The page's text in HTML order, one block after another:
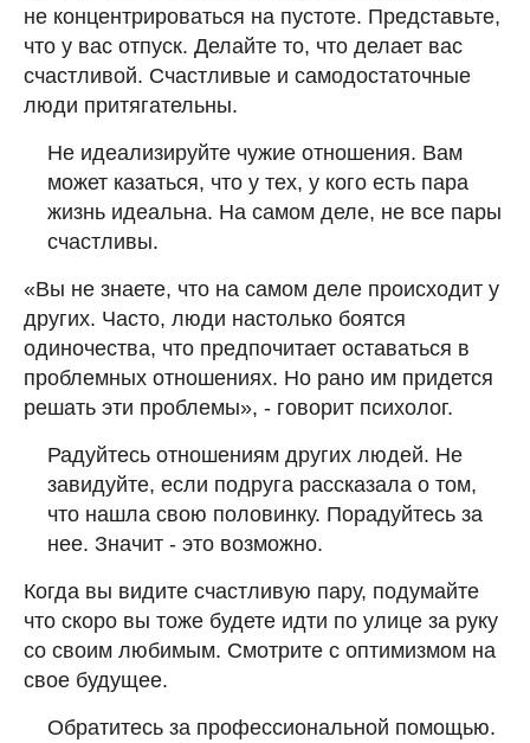
не концентрироваться на пустоте. Представьте,
что у вас отпуск. Делайте то, что делает вас
счастливой. Счастливые и самодостаточные
люди притягательны.
Не идеализируйте чужие отношения. Вам
может казаться, что у тех, у кого есть пара
жизнь идеальна. На самом деле, не все пары
счастливы.
«Вы не знаете, что на самом деле происходит у
других. Часто, люди настолько боятся
одиночества, что предпочитает оставаться в
проблемных отношениях. Но рано им придется
решать эти проблемы», - говорит психолог.
Радуйтесь отношениям других людей. Не
завидуйте, если подруга рассказала о том,
что нашла свою половинку. Порадуйтесь за
нее. Значит - это возможно.
Когда вы видите счастливую пару, подумайте
что скоро вы тоже будете идти по улице за руку
со своим любимым. Смотрите с оптимизмом на
свое будущее.
Обратитесь за профессиональной помощью.